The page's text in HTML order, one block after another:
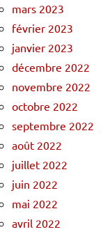
mars 2023
février 2023
janvier 2023
décembre 2022
novembre 2022
octobre 2022
septembre 2022
août 2022
juillet 2022
juin 2022
mai 2022
avril 2022